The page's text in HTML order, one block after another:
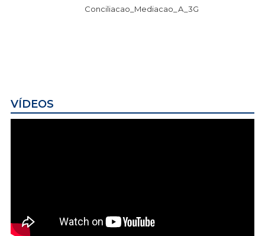
Conciliacao_Mediacao_A_3G
VÍDEOS